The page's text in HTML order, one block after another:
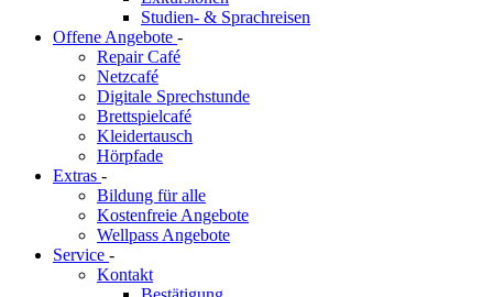
Studien- & Sprachreisen
Offene Angebote -
Repair Café
Netzcafé
Digitale Sprechstunde
Brettspielcafé
Kleidertausch
Hörpfade
Extras -
Bildung für alle
Kostenfreie Angebote
Wellpass Angebote
Service -
Kontakt